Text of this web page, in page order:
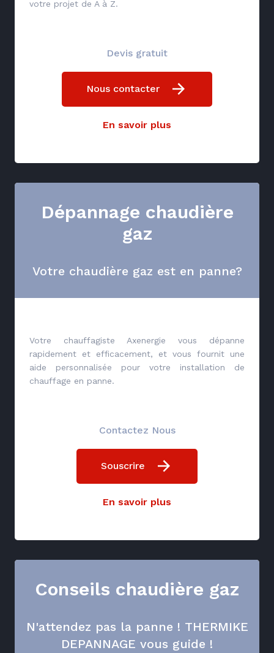
votre projet de A à Z.
Devis gratuit
Nous contacter
En savoir plus
Dépannage chaudière
gaz
Votre chaudière gaz est en panne?
Votre chauffagiste Axenergie vous dépanne
rapidement et efficacement, et vous fournit une
aide personnalisée pour votre installation de
chauffage en panne.
Contactez Nous
Souscrire
En savoir plus
Conseils chaudière gaz
N'attendez pas la panne ! THERMIKE
DEPANNAGE vous guide !